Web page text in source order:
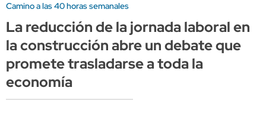
Camino a las 40 horas semanales
La reducción de la jornada laboral en
la construcción abre un debate que
promete trasladarse a toda la
economía